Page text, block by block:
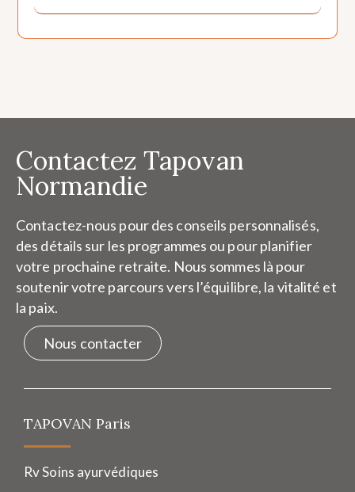
Contactez Tapovan
Normandie
Contactez-nous pour des conseils personnalisés,
des détails sur les programmes ou pour planifier
votre prochaine retraite. Nous sommes là pour
soutenir votre parcours vers l’équilibre, la vitalité et
la paix.
Nous contacter
TAPOVAN Paris
Rv Soins ayurvédiques